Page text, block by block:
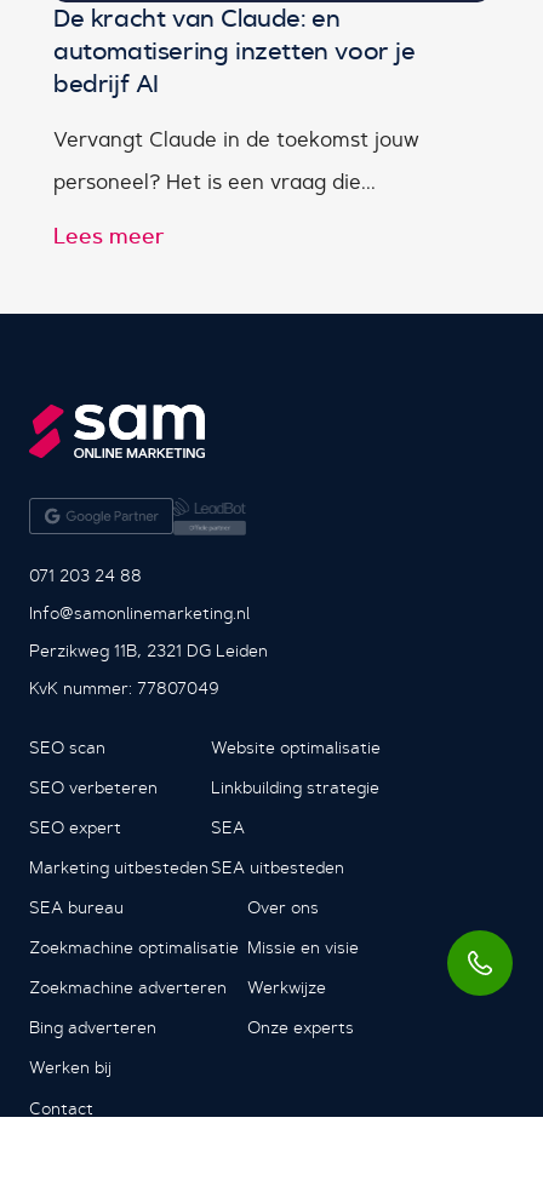
De kracht van Claude: en
automatisering inzetten voor je
bedrijf AI
Vervangt Claude in de toekomst jouw
personeel? Het is een vraag die...
Lees meer
071 203 24 88
Info@samonlinemarketing.nl
Perzikweg 11B, 2321 DG Leiden
KvK nummer: 77807049
SEO scan
SEO verbeteren
SEO expert
Marketing uitbesteden
Website optimalisatie
Linkbuilding strategie
SEA
SEA uitbesteden
SEA bureau
Zoekmachine optimalisatie
Zoekmachine adverteren
Bing adverteren
Over ons
Missie en visie
Werkwijze
Onze experts
Werken bij
Contact